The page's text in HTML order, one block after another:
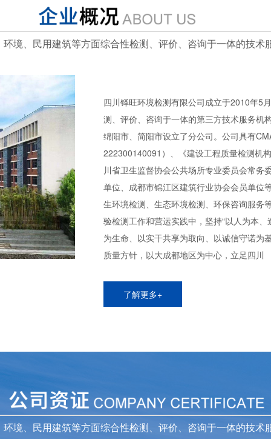
环境、民用建筑等方面综合性检测、评价、咨询于一体的技术
四川铎旺环境检测有限公司成立于2010年5
测、评价、咨询于一体的第三方技术服务机
绵阳市、简阳市设立了分公司。公司具有
222300140091）、《建设工程质量检测机
川省卫生监督协会公共场所专业委员会常
单位、成都市锦江区建筑行业协会会员单位
生环境检测、生态环境检测、环保咨询服务
验检测工作和营运实践中，坚持“以人为本
为生命、以实干共享为取向、以诚信守诺为
质量方针，以大成都地区为中心，立足四川
了解更多+
环境、民用建筑等方面综合性检测、评价、咨询于一体的技术